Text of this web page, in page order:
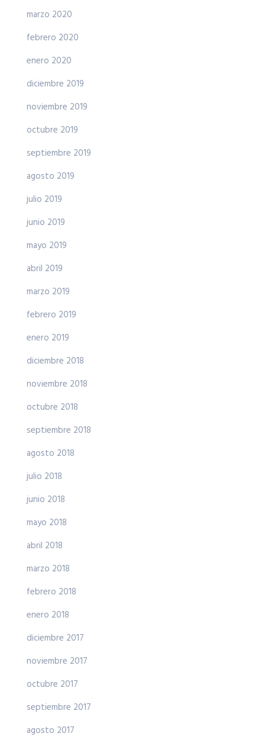
marzo 2020
febrero 2020
enero 2020
diciembre 2019
noviembre 2019
octubre 2019
septiembre 2019
agosto 2019
julio 2019
junio 2019
mayo 2019
abril 2019
marzo 2019
febrero 2019
enero 2019
diciembre 2018
noviembre 2018
octubre 2018
septiembre 2018
agosto 2018
julio 2018
junio 2018
mayo 2018
abril 2018
marzo 2018
febrero 2018
enero 2018
diciembre 2017
noviembre 2017
octubre 2017
septiembre 2017
agosto 2017